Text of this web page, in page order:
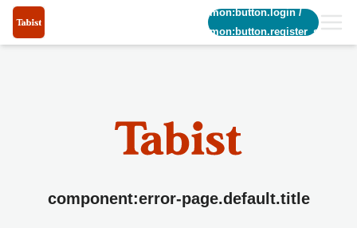
common:button.login/
common:button.register_short
component:error-page.default.title